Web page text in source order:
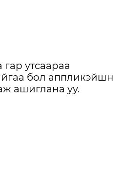
гар утсаараа
бол аппликэйшн
ашиглана уу.